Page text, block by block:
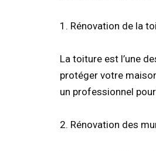
1. Rénovation de la
La toiture est l’une
protéger votre
un professionnel
2. Rénovation des